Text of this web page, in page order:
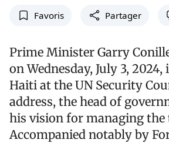
Favoris Partager
Prime Minister Garry
on Wednesday, July 3,
Haiti at the UN Security
address, the head of
his vision for managing
Accompanied notably by